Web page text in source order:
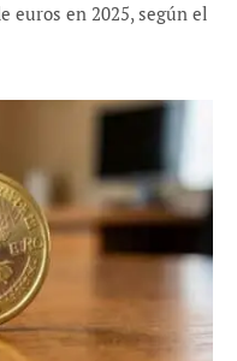
euros en 2025, según el